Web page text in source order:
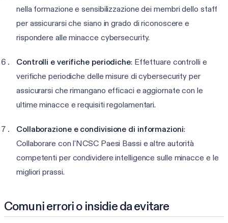
nella formazione e sensibilizzazione dei membri dello staff
per assicurarsi che siano in grado di riconoscere e
rispondere alle minacce cybersecurity.
Controlli e verifiche periodiche: Effettuare controlli e
verifiche periodiche delle misure di cybersecurity per
assicurarsi che rimangano efficaci e aggiornate con le
ultime minacce e requisiti regolamentari.
Collaborazione e condivisione di informazioni:
Collaborare con l'NCSC Paesi Bassi e altre autorità
competenti per condividere intelligence sulle minacce e le
migliori prassi.
Comuni errori o insidie da evitare